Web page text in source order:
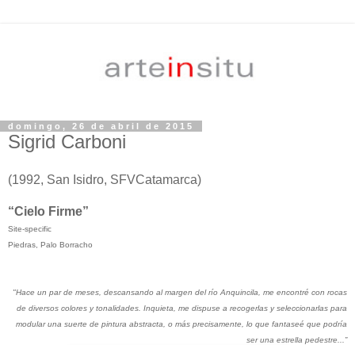
domingo, 26 de abril de 2015
Sigrid Carboni
(1992, San Isidro, SFVCatamarca)
“Cielo Firme”
Site-specific
Piedras, Palo Borracho
"Hace un par de meses, descansando al margen del río Anquincila, me encontré con rocas
de diversos colores y tonalidades. Inquieta, me dispuse a recogerlas y seleccionarlas para
modular una suerte de pintura abstracta, o más precisamente, lo que fantaseé que podría
ser una estrella pedestre...”